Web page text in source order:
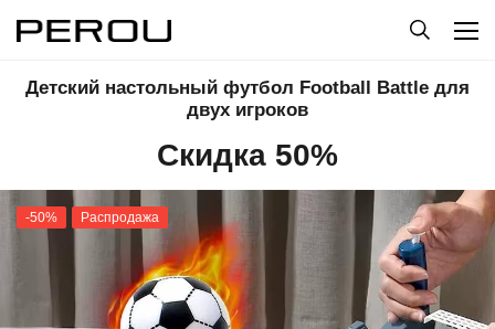
Детский настольный футбол Football Battle для
двух игроков
Скидка 50%
-50% Распродажа